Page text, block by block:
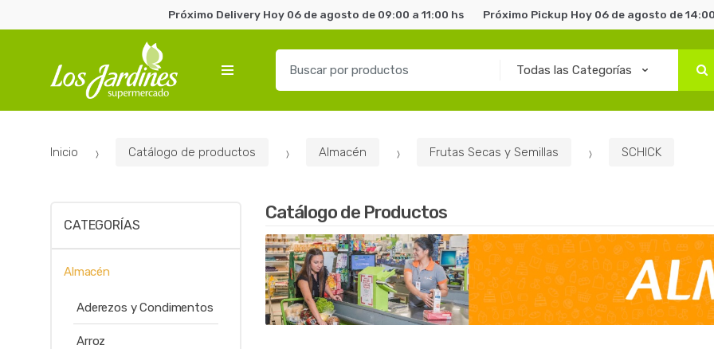
Próximo Delivery Hoy 06 de agosto de 09:00 a 11:00 hs Próximo Pickup Hoy 06 de agosto de
r
Inicio Catálogo de productos Almacén Frutas Secas y Semillas SCHICK
Catálogo de Productos
CATEGORÍAS
Almacén
Aderezos y Condimentos
Arroz